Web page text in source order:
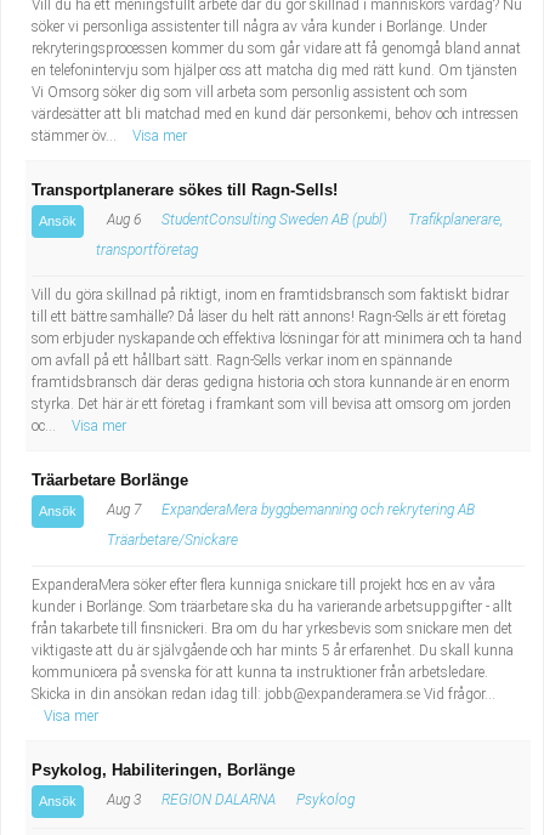
Transport
Sjuksköterska, grundutbildad
Kock, storhushåll
Undersköterska, vård- o specialavd. o mottagning
Bibliotekarie
Administrativ assistent
Lärare i gymnasiet
Vill du ha ett meningsfullt arbete där du gör skillnad i människors vardag? Nu
söker vi personliga assistenter till några av våra kunder i Borlänge. Under
rekryteringsprocessen kommer du som går vidare att få genomgå bland annat
en telefonintervju som hjälper oss att matcha dig med rätt kund. Om tjänsten
Vi Omsorg söker dig som vill arbeta som personlig assistent och som
värdesätter att bli matchad med en kund där personkemi, behov och intressen
stämmer öv...
Visa mer
Transportplanerare sökes till Ragn-Sells!
Ansök Aug 6 StudentConsulting Sweden AB (publ)
Trafikplanerare,
transportföretag
Vill du göra skillnad på riktigt, inom en framtidsbransch som faktiskt bidrar
till ett bättre samhälle? Då läser du helt rätt annons! Ragn-Sells är ett företag
som erbjuder nyskapande och effektiva lösningar för att minimera och ta hand
om avfall på ett hållbart sätt. Ragn-Sells verkar inom en spännande
framtidsbransch där deras gedigna historia och stora kunnande är en enorm
styrka. Det här är ett företag i framkant som vill bevisa att omsorg om jorden
oc...
Visa mer
Träarbetare Borlänge
Ansök Aug 7
ExpanderaMera byggbemanning och rekrytering AB
Träarbetare/Snickare
ExpanderaMera söker efter flera kunniga snickare till projekt hos en av våra
kunder i Borlänge. Som träarbetare ska du ha varierande arbetsuppgifter - allt
från takarbete till finsnickeri. Bra om du har yrkesbevis som snickare men det
viktigaste att du är självgående och har mints 5 år erfarenhet. Du skall kunna
kommunicera på svenska för att kunna ta instruktioner från arbetsledare.
Skicka in din ansökan redan idag till: jobb@expanderamera.se Vid frågor...
Visa mer
Psykolog, Habiliteringen, Borlänge
Ansök Aug 3 REGION DALARNA Psykolog